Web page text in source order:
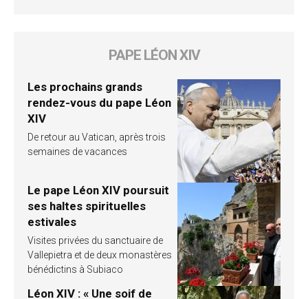
PAPE LÉON XIV
Les prochains grands
rendez-vous du pape Léon
XIV
De retour au Vatican, après trois
semaines de vacances
Le pape Léon XIV poursuit
ses haltes spirituelles
estivales
Visites privées du sanctuaire de
Vallepietra et de deux monastères
bénédictins à Subiaco
Léon XIV : « Une soif de